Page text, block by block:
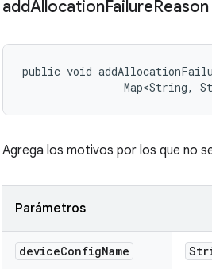
addAllocationFailureReason
public void
Map<String,
Agrega los motivos por los que no
Parámetros
deviceConfigName